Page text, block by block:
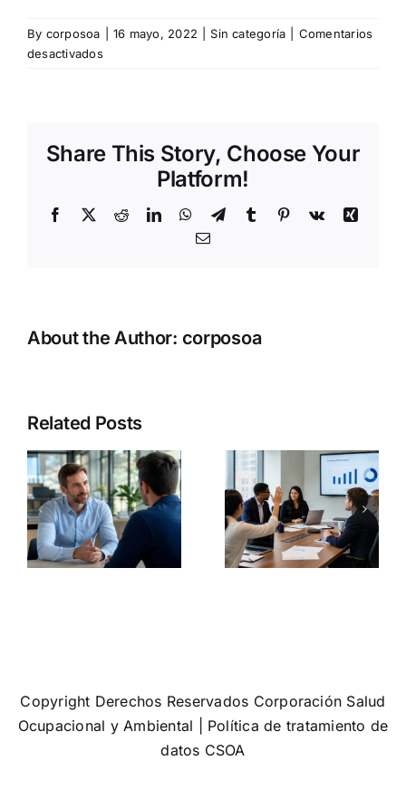
By corposoa 16 mayo, 2022 Sin categoría
Comentarios
desactivadosen
hábitos
saludables
Share This Story, Choose Your
Platform!
Facebook
X RedditLinkedInWhatsApp
TelegramTumblr Pinterest
Vk
Xing
Email
About the Author: corposoa
Related PostsDiversidad
e inclusión:
el error que
muchas
empresas
siguen
cometiendo
que tu
empresa
sea segura:
3
problemas
Copyright Derechos Reservados Corporación Salud
Ocupacional y Ambiental | Política de tratamiento de
datos CSOA